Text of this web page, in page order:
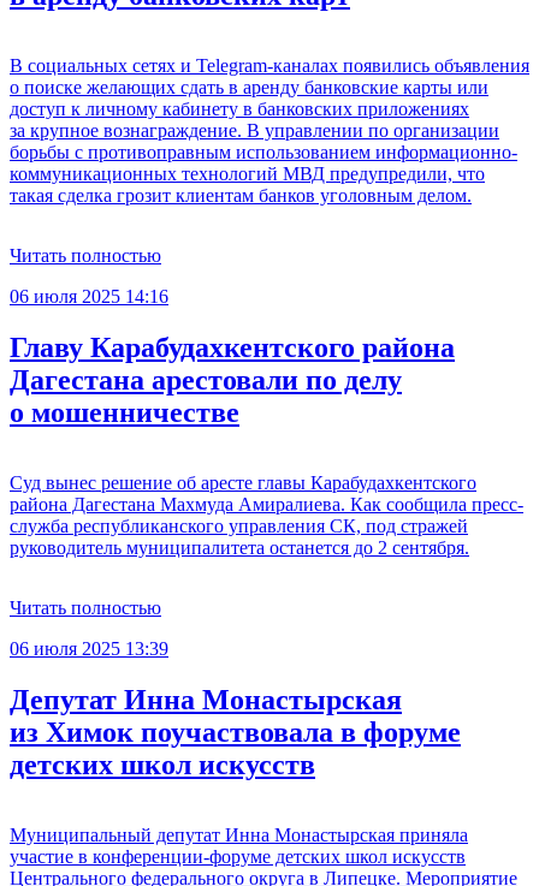
В социальных сетях и Telegram-каналах появились объявления
о поиске желающих сдать в аренду банковские карты или
доступ к личному кабинету в банковских приложениях
за крупное вознаграждение. В управлении по организации
борьбы с противоправным использованием информационно-
коммуникационных технологий МВД предупредили, что
такая сделка грозит клиентам банков уголовным делом.
Читать полностью
06 июля 2025 14:16
Главу Карабудахкентского района
Дагестана арестовали по делу
о мошенничестве
Суд вынес решение об аресте главы Карабудахкентского
района Дагестана Махмуда Амиралиева. Как сообщила пресс-
служба республиканского управления СК, под стражей
руководитель муниципалитета останется до 2 сентября.
Читать полностью
06 июля 2025 13:39
Депутат Инна Монастырская
из Химок поучаствовала в форуме
детских школ искусств
Муниципальный депутат Инна Монастырская приняла
участие в конференции-форуме детских школ искусств
Центрального федерального округа в Липецке. Мероприятие